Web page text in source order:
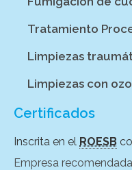
Tratamiento
Limpiezas
Limpiezas con
Certificados
Inscrita en el ROESB
Empresa